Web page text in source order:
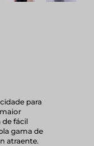
para
de fácil
gama de
atraente.